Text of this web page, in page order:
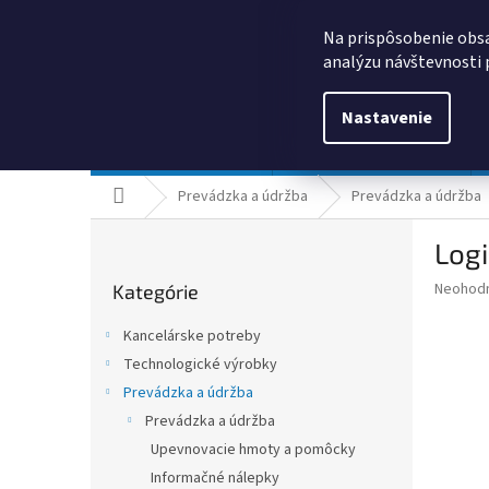
Na prispôsobenie
analýzu návštevnosti
Nastavenie
DomovPrevádzka a údržba Prevádzka a údržba
kategórie
Kategórie
Kancelárske potreby
Technologické výrobky
Prevádzka a údržba
Prevádzka a údržba
Upevnovacie hmoty a pomôcky
Informačné nálepky